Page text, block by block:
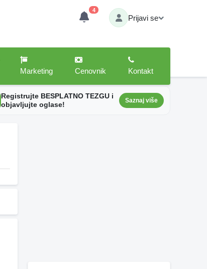
4
Prijavi se
Marketing
Cenovnik Kontakt
Registrujte BESPLATNO TEZGU i
objavljujte oglase!
Saznaj više